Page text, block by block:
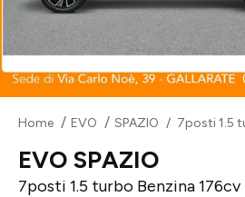
Home EVO SPAZIO 7posti 1.5
EVO SPAZIO
7posti 1.5 turbo Benzina 176cv